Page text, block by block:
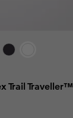
Trail Traveller™